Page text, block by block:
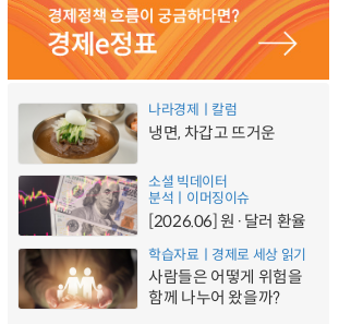
나라경제ㅣ칼럼
냉면, 차갑고 뜨거운
소셜 빅데이터
분석ㅣ이머징이슈
[2026.06] 원·달러 환율
학습자료ㅣ경제로 세상 읽기
사람들은 어떻게 위험을
함께 나누어 왔을까?